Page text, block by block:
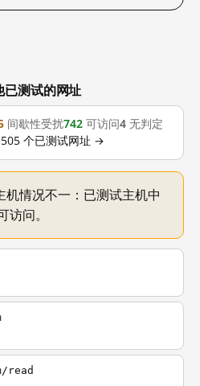
测试的网址
间歇性受扰742 可访问4 无判定
个已测试网址 →
情况不一：已测试主机中
问。
read